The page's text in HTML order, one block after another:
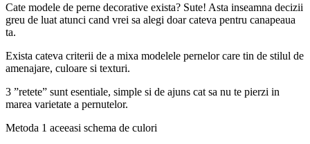
Cate modele de perne decorative exista? Sute! Asta inseamna decizii
greu de luat atunci cand vrei sa alegi doar cateva pentru canapeaua
ta.
Exista cateva criterii de a mixa modelele pernelor care tin de stilul de
amenajare, culoare si texturi.
3 ”retete” sunt esentiale, simple si de ajuns cat sa nu te pierzi in
marea varietate a pernutelor.
Metoda 1 aceeasi schema de culori